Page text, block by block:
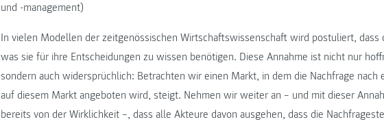
und -management)
In vielen Modellen der zeitgenössischen Wirtschaftswissenschaft wird postuliert, dass
was sie für ihre Entscheidungen zu wissen benötigen. Diese Annahme ist nicht nur
sondern auch widersprüchlich: Betrachten wir einen Markt, in dem die Nachfrage nach
auf diesem Markt angeboten wird, steigt. Nehmen wir weiter an – und mit dieser
bereits von der Wirklichkeit –, dass alle Akteure davon ausgehen, dass die